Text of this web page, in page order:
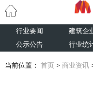
行业要闻 建筑企
公示公告
行业统
当前位置： 首页 > 商业资讯